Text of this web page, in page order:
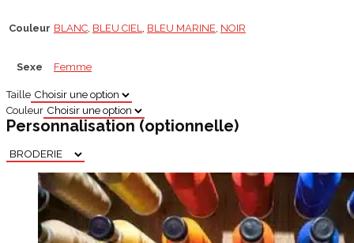
Couleur BLANC, BLEU CIEL, BLEU MARINE, NOIR
Sexe Femme
Taille
Couleur
Personnalisation (optionnelle)